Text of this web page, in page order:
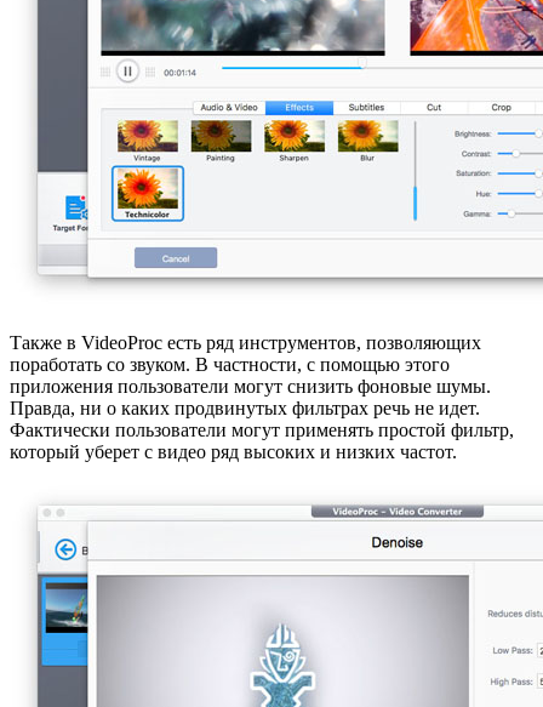
Также в VideoProc есть ряд инструментов, позволяющих
поработать со звуком. В частности, с помощью этого
приложения пользователи могут снизить фоновые шумы.
Правда, ни о каких продвинутых фильтрах речь не идет.
Фактически пользователи могут применять простой фильтр,
который уберет с видео ряд высоких и низких частот.